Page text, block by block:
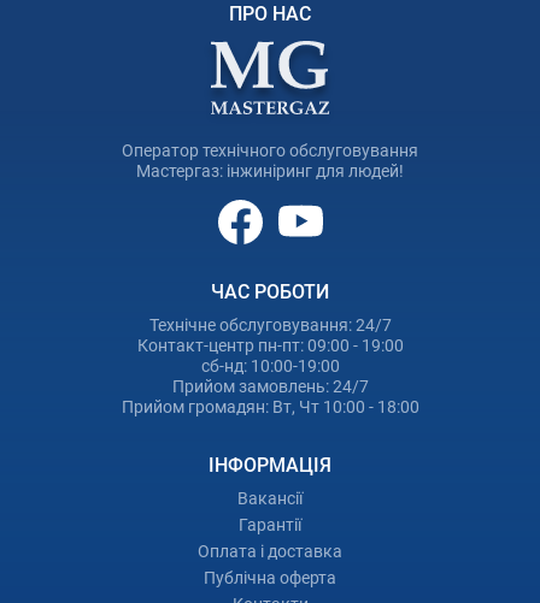
ПРО НАС
Оператор технічного обслуговування
Мастергаз: інжиніринг для людей!
ЧАС РОБОТИ
Технічне обслуговування: 24/7
Контакт-центр пн-пт: 09:00 - 19:00
сб-нд: 10:00-19:00
Прийом замовлень: 24/7
Прийом громадян: Вт, Чт 10:00 - 18:00
ІНФОРМАЦІЯ
Вакансії
Гарантії
Оплата і доставка
Публічна оферта